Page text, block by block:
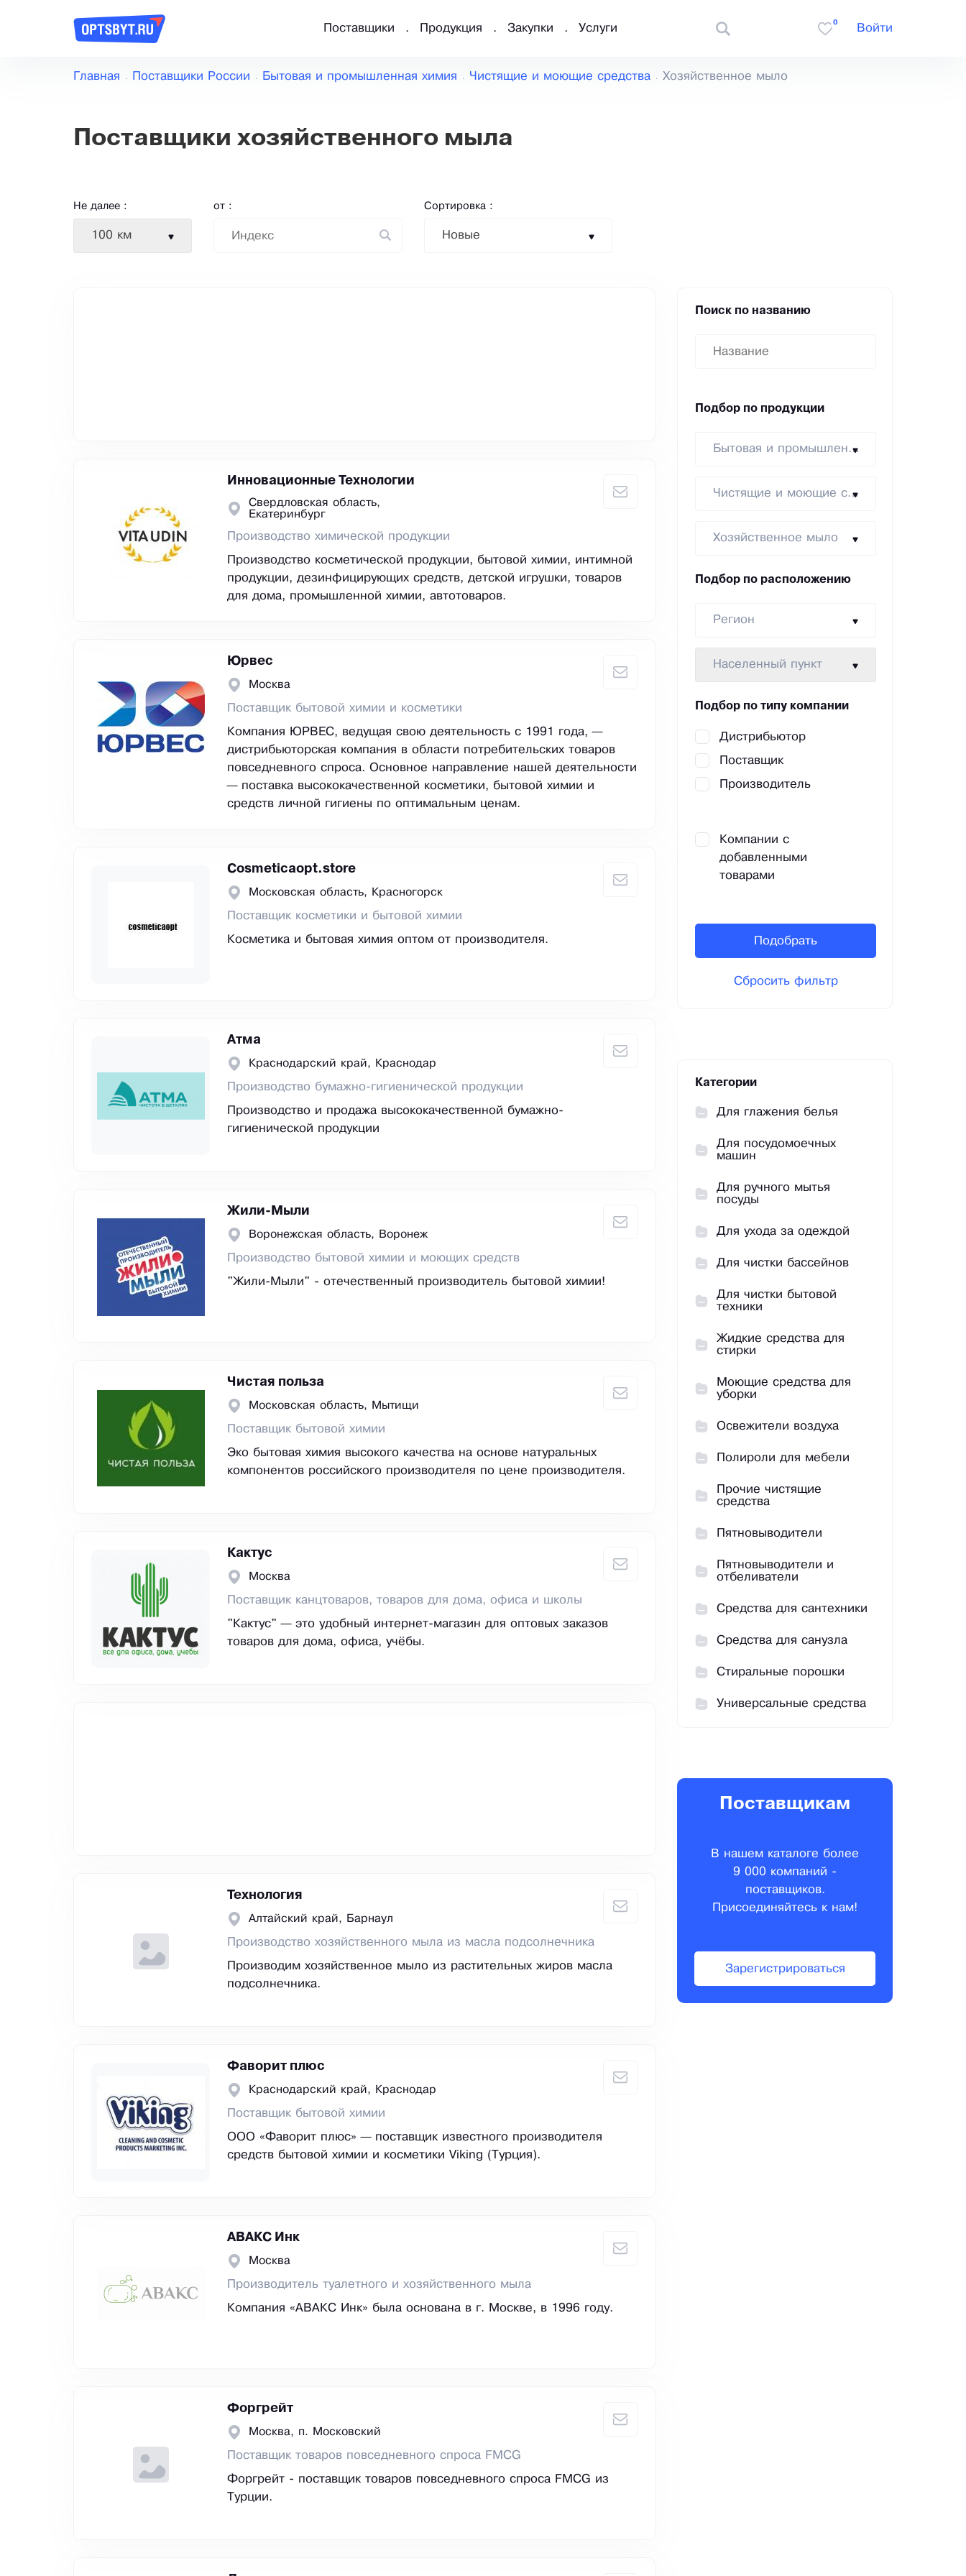
Поставщики Продукция Закупки Услуги
0
Войти
Главная Поставщики России Бытовая и промышленная химия Чистящие и моющие средства Хозяйственное мыло
Поставщики хозяйственного мыла
Не далее :
100 км
от : Сортировка :
Новые
Инновационные Технологии
Свердловская область,
Екатеринбург
Производство химической продукции
Производство косметической продукции, бытовой химии, интимной
продукции, дезинфицирующих средств, детской игрушки, товаров
для дома, промышленной химии, автотоваров.
Юрвес
Москва
Поставщик бытовой химии и косметики
Компания ЮРВЕС, ведущая свою деятельность с 1991 года, —
дистрибьюторская компания в области потребительских товаров
повседневного спроса. Основное направление нашей деятельности
— поставка высококачественной косметики, бытовой химии и
средств личной гигиены по оптимальным ценам.
Cosmeticaopt.store
Московская область, Красногорск
Поставщик косметики и бытовой химии
Косметика и бытовая химия оптом от производителя.
Атма
Краснодарский край, Краснодар
Производство бумажно-гигиенической продукции
Производство и продажа высококачественной бумажно-
гигиенической продукции
Жили-Мыли
Воронежская область, Воронеж
Производство бытовой химии и моющих средств
"Жили-Мыли" - отечественный производитель бытовой химии!
Чистая польза
Московская область, Мытищи
Поставщик бытовой химии
Эко бытовая химия высокого качества на основе натуральных
компонентов российского производителя по цене производителя.
Кактус
Москва
Поставщик канцтоваров, товаров для дома, офиса и школы
"Кактус" — это удобный интернет-магазин для оптовых заказов
товаров для дома, офиса, учёбы.
Технология
Алтайский край, Барнаул
Производство хозяйственного мыла из масла подсолнечника
Производим хозяйственное мыло из растительных жиров масла
подсолнечника.
Фаворит плюс
Краснодарский край, Краснодар
Поставщик бытовой химии
ООО «Фаворит плюс» — поставщик известного производителя
средств бытовой химии и косметики Viking (Турция).
АВАКС Инк
Москва
Производитель туалетного и хозяйственного мыла
Компания «АВАКС Инк» была основана в г. Москве, в 1996 году.
Форгрейт
Москва, п. Московский
Поставщик товаров повседневного спроса FMCG
Форгрейт - поставщик товаров повседневного спроса FMCG из
Турции.
Поиск по названию
Подбор по продукции
Бытовая и промышленная химия
Чистящие и моющие средства
Хозяйственное мыло
Подбор по расположению
Регион
Населенный пункт
Подбор по типу компании
Дистрибьютор
Поставщик
Производитель
Компании с
добавленными
товарами
Подобрать
Сбросить фильтр
Категории
Для глажения белья
Для посудомоечных
машин
Для ручного мытья
посуды
Для ухода за одеждой
Для чистки бассейнов
Для чистки бытовой
техники
Жидкие средства для
стирки
Моющие средства для
уборки
Освежители воздуха
Полироли для мебели
Прочие чистящие
средства
Пятновыводители
Пятновыводители и
отбеливатели
Средства для сантехники
Средства для санузла
Стиральные порошки
Универсальные средства
Поставщикам
В нашем каталоге более
9 000 компаний -
поставщиков.
Присоединяйтесь к нам!
Зарегистрироваться